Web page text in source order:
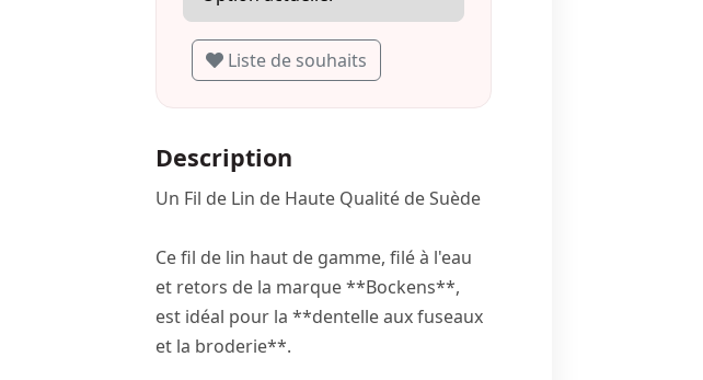
Liste de souhaits
Description
Un Fil de Lin de Haute Qualité de Suède
Ce fil de lin haut de gamme, filé à l'eau
et retors de la marque **Bockens**,
est idéal pour la **dentelle aux fuseaux
et la broderie**.